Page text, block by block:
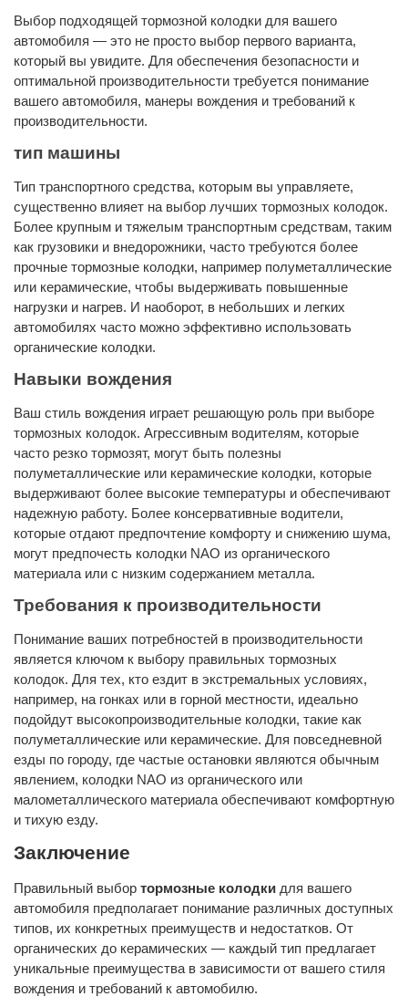
Выбор подходящей тормозной колодки для вашего
автомобиля — это не просто выбор первого варианта,
который вы увидите. Для обеспечения безопасности и
оптимальной производительности требуется понимание
вашего автомобиля, манеры вождения и требований к
производительности.
тип машины
Тип транспортного средства, которым вы управляете,
существенно влияет на выбор лучших тормозных колодок.
Более крупным и тяжелым транспортным средствам, таким
как грузовики и внедорожники, часто требуются более
прочные тормозные колодки, например полуметаллические
или керамические, чтобы выдерживать повышенные
нагрузки и нагрев. И наоборот, в небольших и легких
автомобилях часто можно эффективно использовать
органические колодки.
Навыки вождения
Ваш стиль вождения играет решающую роль при выборе
тормозных колодок. Агрессивным водителям, которые
часто резко тормозят, могут быть полезны
полуметаллические или керамические колодки, которые
выдерживают более высокие температуры и обеспечивают
надежную работу. Более консервативные водители,
которые отдают предпочтение комфорту и снижению шума,
могут предпочесть колодки NAO из органического
материала или с низким содержанием металла.
Требования к производительности
Понимание ваших потребностей в производительности
является ключом к выбору правильных тормозных
колодок. Для тех, кто ездит в экстремальных условиях,
например, на гонках или в горной местности, идеально
подойдут высокопроизводительные колодки, такие как
полуметаллические или керамические. Для повседневной
езды по городу, где частые остановки являются обычным
явлением, колодки NAO из органического или
малометаллического материала обеспечивают комфортную
и тихую езду.
Заключение
Правильный выбор тормозные колодки для вашего
автомобиля предполагает понимание различных доступных
типов, их конкретных преимуществ и недостатков. От
органических до керамических — каждый тип предлагает
уникальные преимущества в зависимости от вашего стиля
вождения и требований к автомобилю.